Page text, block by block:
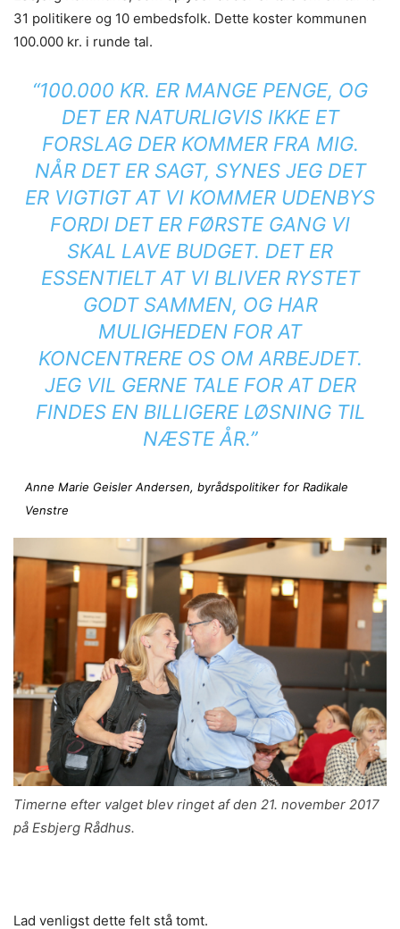
31 politikere og 10 embedsfolk. Dette koster kommunen
100.000 kr. i runde tal.
“100.000 KR. ER MANGE PENGE, OG
DET ER NATURLIGVIS IKKE ET
FORSLAG DER KOMMER FRA MIG.
NÅR DET ER SAGT, SYNES JEG DET
ER VIGTIGT AT VI KOMMER UDENBYS
FORDI DET ER FØRSTE GANG VI
SKAL LAVE BUDGET. DET ER
ESSENTIELT AT VI BLIVER RYSTET
GODT SAMMEN, OG HAR
MULIGHEDEN FOR AT
KONCENTRERE OS OM ARBEJDET.
JEG VIL GERNE TALE FOR AT DER
FINDES EN BILLIGERE LØSNING TIL
NÆSTE ÅR.”
Anne Marie Geisler Andersen, byrådspolitiker for Radikale
Venstre
Timerne efter valget blev ringet af den 21. november 2017
på Esbjerg Rådhus.
Lad venligst dette felt stå tomt.